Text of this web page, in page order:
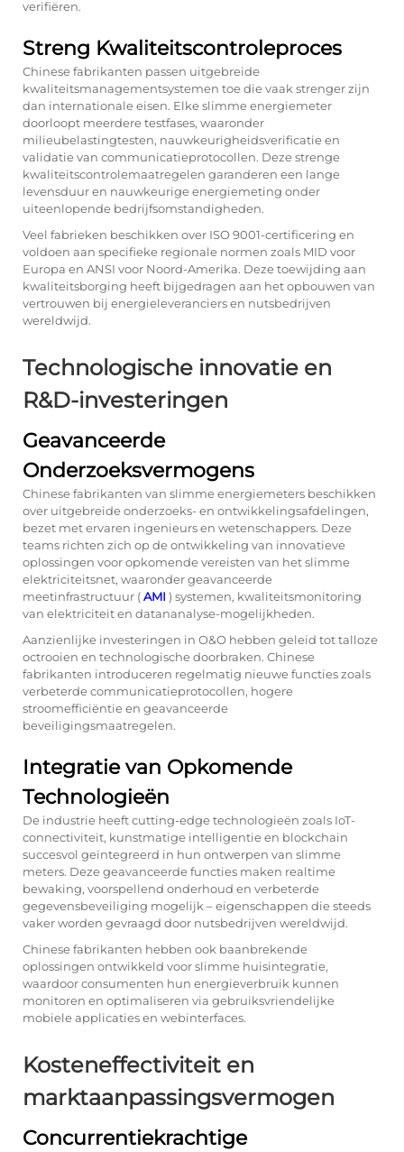
verifiëren.
Streng Kwaliteitscontroleproces
Chinese fabrikanten passen uitgebreide
kwaliteitsmanagementsystemen toe die vaak strenger zijn
dan internationale eisen. Elke slimme energiemeter
doorloopt meerdere testfases, waaronder
milieubelastingtesten, nauwkeurigheidsverificatie en
validatie van communicatieprotocollen. Deze strenge
kwaliteitscontrolemaatregelen garanderen een lange
levensduur en nauwkeurige energiemeting onder
uiteenlopende bedrijfsomstandigheden.
Veel fabrieken beschikken over ISO 9001-certificering en
voldoen aan specifieke regionale normen zoals MID voor
Europa en ANSI voor Noord-Amerika. Deze toewijding aan
kwaliteitsborging heeft bijgedragen aan het opbouwen van
vertrouwen bij energieleveranciers en nutsbedrijven
wereldwijd.
Technologische innovatie en
R&D-investeringen
Geavanceerde
Onderzoeksvermogens
Chinese fabrikanten van slimme energiemeters beschikken
over uitgebreide onderzoeks- en ontwikkelingsafdelingen,
bezet met ervaren ingenieurs en wetenschappers. Deze
teams richten zich op de ontwikkeling van innovatieve
oplossingen voor opkomende vereisten van het slimme
elektriciteitsnet, waaronder geavanceerde
meetinfrastructuur (AMI ) systemen, kwaliteitsmonitoring
van elektriciteit en datananalyse-mogelijkheden.
Aanzienlijke investeringen in O&O hebben geleid tot talloze
octrooien en technologische doorbraken. Chinese
fabrikanten introduceren regelmatig nieuwe functies zoals
verbeterde communicatieprotocollen, hogere
stroomefficiëntie en geavanceerde
beveiligingsmaatregelen.
Integratie van Opkomende
Technologieën
De industrie heeft cutting-edge technologieën zoals IoT-
connectiviteit, kunstmatige intelligentie en blockchain
succesvol geïntegreerd in hun ontwerpen van slimme
meters. Deze geavanceerde functies maken realtime
bewaking, voorspellend onderhoud en verbeterde
gegevensbeveiliging mogelijk – eigenschappen die steeds
vaker worden gevraagd door nutsbedrijven wereldwijd.
Chinese fabrikanten hebben ook baanbrekende
oplossingen ontwikkeld voor slimme huisintegratie,
waardoor consumenten hun energieverbruik kunnen
monitoren en optimaliseren via gebruiksvriendelijke
mobiele applicaties en webinterfaces.
Kosteneffectiviteit en
marktaanpassingsvermogen
Concurrentiekrachtige